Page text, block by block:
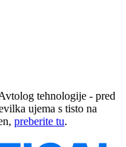
tehnologije - pred
ujema s tisto na
preberite tu.